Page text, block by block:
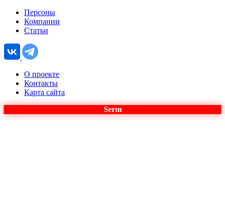
Персоны
Компании
Статьи
О проекте
Контакты
Карта сайта
Serm